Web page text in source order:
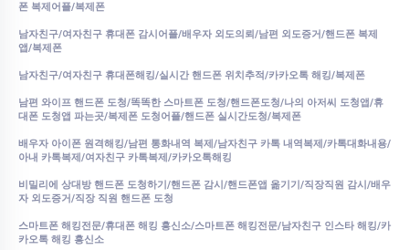
폰 복제어플/복제폰
남자친구/여자친구 휴대폰 감시어플/배우자 외도의뢰/남편 외도증거/핸드폰 복제
앱/복제폰
남자친구/여자친구 휴대폰해킹/실시간 핸드폰 위치추적/카카오톡 해킹/복제폰
남편 와이프 핸드폰 도청/똑똑한 스마트폰 도청/핸드폰도청/나의 아저씨 도청앱/휴
대폰 도청앱 파는곳/복제폰 도청어플/핸드폰 실시간도청/복제폰
배우자 아이폰 원격해킹/남편 통화내역 복제/남자친구 카톡 내역복제/카톡대화내용/
아내 카톡복제/여자친구 카톡복제/카카오톡해킹
비밀리에 상대방 핸드폰 도청하기/핸드폰 감시/핸드폰앱 옮기기/직장직원 감시/배우
자 외도증거/직장 직원 핸드폰 도청
스마트폰 해킹전문/휴대폰 해킹 흥신소/스마트폰 해킹전문/남자친구 인스타 해킹/카
카오톡 해킹 흥신소